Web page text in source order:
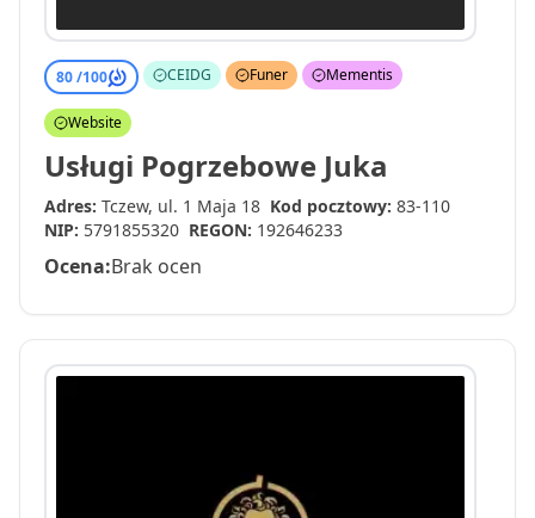
80 /100 CEIDG Funer Mementis
Website
Usługi Pogrzebowe Juka
Adres: Tczew, ul. 1 Maja 18 Kod pocztowy: 83-110
NIP: 5791855320 REGON: 192646233
Ocena:Brak ocen